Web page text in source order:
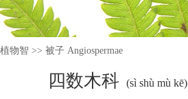
植物智 >> 被子 Angiospermae
四数木科 (sì shù mù kē)